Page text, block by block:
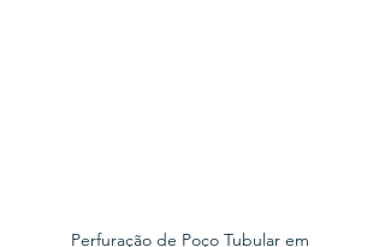
Perfuração de Poço Tubular em